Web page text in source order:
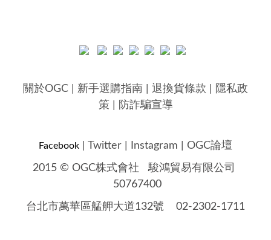
關於OGC 新手選購指南 退換貨條款
隱私政
策
防詐騙宣導
Facebook Twitter Instagram OGC論壇
2015 © OGC株式會社駿鴻貿易有限公司
50767400
台北市萬華區艋舺大道132號 02-2302-1711